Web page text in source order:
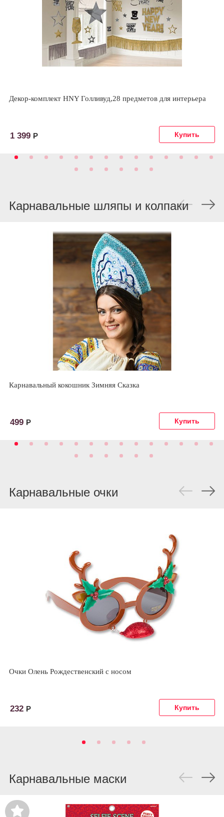
Декор-комплект HNY Голливуд,28 предметов для интерьера
1 399 Р
Карнавальные шляпы и колпаки
Карнавальный кокошник Зимняя Сказка
499 Р
Карнавальные очки
Очки Олень Рождественский с носом
232 Р
Карнавальные маски